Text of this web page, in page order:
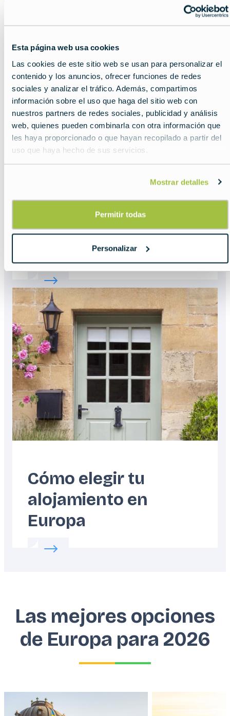
Esta página web usa cookies
Las cookies de este sitio web se usan para personalizar el
contenido y los anuncios, ofrecer funciones de redes
sociales y analizar el tráfico. Además, compartimos
información sobre el uso que haga del sitio web con
nuestros partners de redes sociales, publicidad y análisis
web, quienes pueden combinarla con otra información que
les haya proporcionado o que hayan recopilado a partir del
uso que haya hecho de sus servicios.
Mostrar detalles
Permitir todas
Personalizar
Cómo mantenerse
Featured
La guía definitiva de
las monedas
europeas
Read more about:La guía definitiva de las
Featured
image
Cómo elegir tu
alojamiento en
Europa
Read more about:
Las mejores opciones
de Europa para 2026